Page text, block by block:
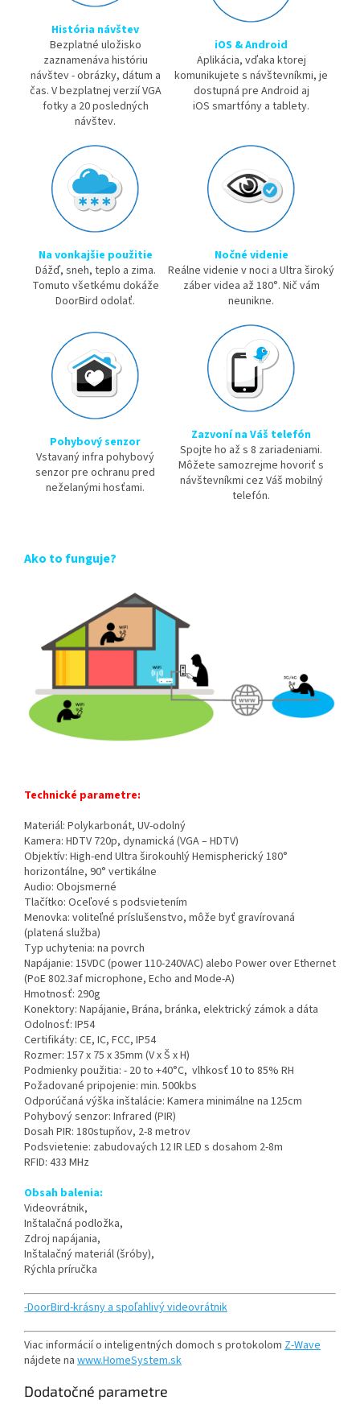
História návštev
Bezplatné uložisko
zaznamenáva históriu
návštev - obrázky, dátum a
čas. V bezplatnej verzií VGA
fotky a 20 posledných
návštev.
iOS & Android
Aplikácia, vďaka ktorej
komunikujete s návštevníkmi, je
dostupná pre Android aj
iOS smartfóny a tablety.
Na vonkajšie použitie
Dážď, sneh, teplo a zima.
Tomuto všetkému dokáže
DoorBird odolať.
Nočné videnie
Reálne videnie v noci a Ultra široký
záber videa až 180°. Nič vám
neunikne.
Pohybový senzor
Vstavaný infra pohybový
senzor pre ochranu pred
neželanými hosťami.
Zazvoní na Váš telefón
Spojte ho až s 8 zariadeniami.
Môžete samozrejme hovoriť s
návštevníkmi cez Váš mobilný
telefón.
Ako to funguje?
Technické parametre:
Materiál: Polykarbonát, UV-odolný
Kamera: HDTV 720p, dynamická (VGA – HDTV)
Objektív: High-end Ultra širokouhlý Hemispherický 180°
horizontálne, 90° vertikálne
Audio: Obojsmerné
Tlačítko: Oceľové s podsvietením
Menovka: voliteľné príslušenstvo, môže byť gravírovaná
(platená služba)
Typ uchytenia: na povrch
Napájanie: 15VDC (power 110-240VAC) alebo Power over Ethernet
(PoE 802.3af microphone, Echo and Mode-A)
Hmotnosť: 290g
Konektory: Napájanie, Brána, bránka, elektrický zámok a dáta
Odolnosť: IP54
Certifikáty: CE, IC, FCC, IP54
Rozmer: 157 x 75 x 35mm (V x Š x H)
Podmienky použitia: - 20 to +40°C, vlhkosť 10 to 85% RH
Požadované pripojenie: min. 500kbs
Odporúčaná výška inštalácie: Kamera minimálne na 125cm
Pohybový senzor: Infrared (PIR)
Dosah PIR: 180stupňov, 2-8 metrov
Podsvietenie: zabudovaých 12 IR LED s dosahom 2-8m
RFID: 433 MHz
Obsah balenia:
Videovrátnik,
Inštalačná podložka,
Zdroj napájania,
Inštalačný materiál (šróby),
Rýchla príručka
-DoorBird-krásny a spoľahlivý videovrátnik
Viac informácií o inteligentných domoch s protokolom Z-Wave
nájdete na www.HomeSystem.sk
Dodatočné parametre